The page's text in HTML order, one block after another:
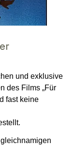
und exklusive
des Films „Für
fast keine